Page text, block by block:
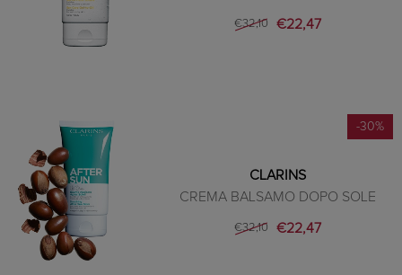
€32,10 €22,47
-30%
CLARINS
CREMA BALSAMO DOPO SOLE
€32,10 €22,47